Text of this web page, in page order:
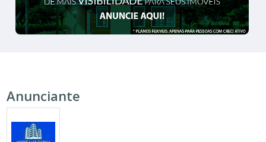
Anunciante